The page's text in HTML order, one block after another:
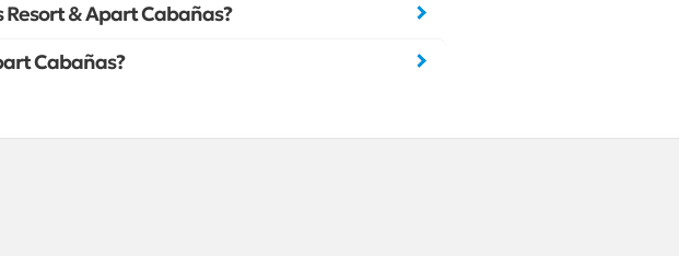
Resort & Apart Cabañas?
Cabañas?